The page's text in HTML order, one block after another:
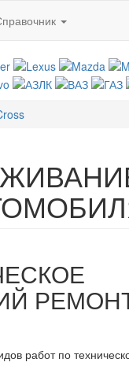
работ по